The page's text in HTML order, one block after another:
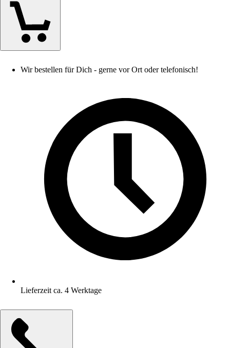
Wir bestellen für Dich - gerne vor Ort oder telefonisch!
Lieferzeit ca. 4 Werktage